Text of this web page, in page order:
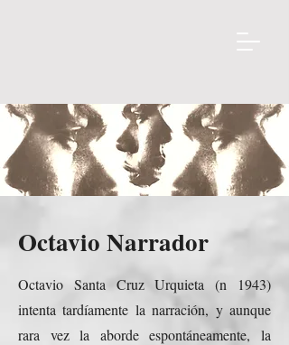
Octavio Narrador
Octavio Santa Cruz Urquieta (n 1943)
intenta tardíamente la narración, y aunque
rara vez la aborde espontáneamente, la